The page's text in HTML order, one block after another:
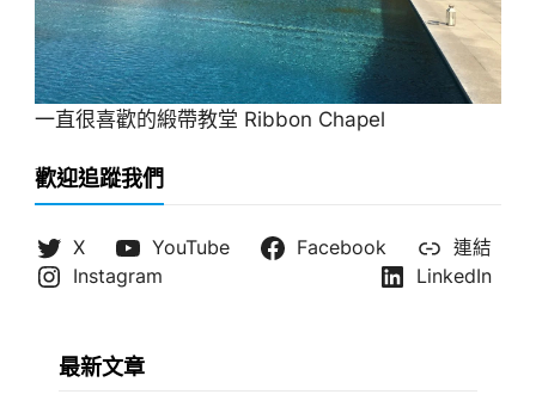
一直很喜歡的緞帶教堂 Ribbon Chapel
歡迎追蹤我們
X YouTube Facebook
連結
Instagram
LinkedIn
最新文章